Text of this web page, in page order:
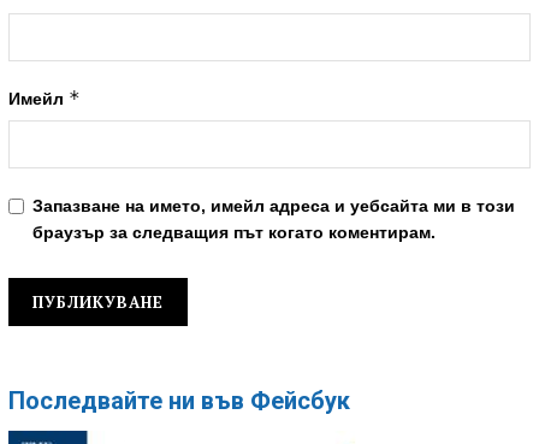
Имейл *
Запазване на името, имейл адреса и уебсайта ми в този
браузър за следващия път когато коментирам.
Последвайте ни във Фейсбук